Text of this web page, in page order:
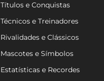
Títulos e Conquistas
Técnicos e Treinadores
Rivalidades e Clássicos
Mascotes e Símbolos
Estatísticas e Recordes